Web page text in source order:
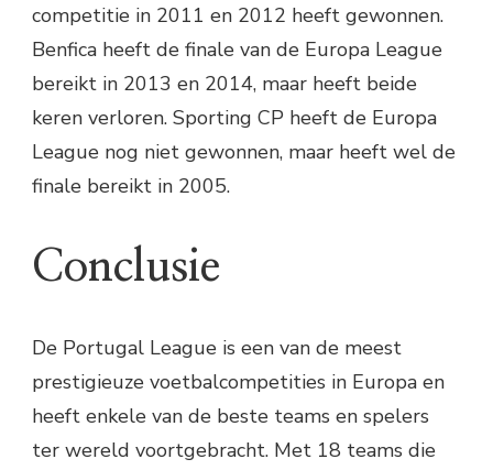
competitie in 2011 en 2012 heeft gewonnen.
Benfica heeft de finale van de Europa League
bereikt in 2013 en 2014, maar heeft beide
keren verloren. Sporting CP heeft de Europa
League nog niet gewonnen, maar heeft wel de
finale bereikt in 2005.
Conclusie
De Portugal League is een van de meest
prestigieuze voetbalcompetities in Europa en
heeft enkele van de beste teams en spelers
ter wereld voortgebracht. Met 18 teams die